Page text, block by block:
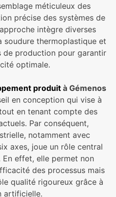
méticuleux des
précise des systèmes de
intègre diverses
soudure thermoplastique et
de production pour garantir
optimale.
produità Gémenos
en conception qui vise à
en tenant compte des
Par conséquent,
notamment avec
axes, joue un rôle central
effet, elle permet non
des processus mais
qualité rigoureux grâce à
artificielle.